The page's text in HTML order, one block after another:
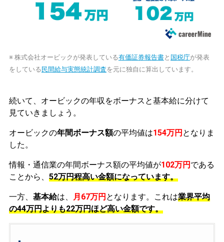
※ 株式会社オービックが発表している有価証券報告書と 国税庁が発表
をしている 民間給与実態統計調査を元に独自に算出しています。
続いて、オービックの年収をボーナスと基本給に分けて
見ていきましょう。
オービックの年間ボーナス額の平均値は154万円 となりま
した。
情報・通信業の年間ボーナス額の平均値が102万円 である
ことから、 52万円程高い金額になっています。
一方、 基本給は、 月67万円 となります。これは業界平均
の44万円よりも22万円ほど高い金額です。